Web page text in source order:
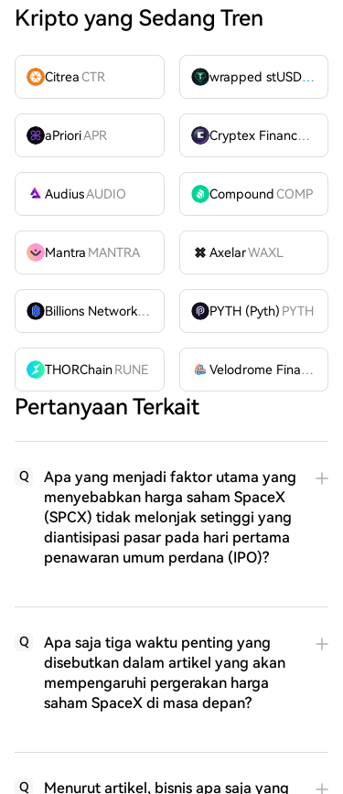
Kripto yang Sedang Tren
CitreaCTR wrapped stUSDT
aPrioriAPR Cryptex FinanceCTX
AudiusAUDIO CompoundCOMP
Mantra MANTRA AxelarWAXL
Billions Network
BILL PYTH (Pyth) PYTH
THORChainRUNE Velodrome Finance
Pertanyaan Terkait
Q
Apa yang menjadi faktor utama yang
menyebabkan harga saham SpaceX
(SPCX) tidak melonjak setinggi yang
diantisipasi pasar pada hari pertama
penawaran umum perdana (IPO)?
Q
Apa saja tiga waktu penting yang
disebutkan dalam artikel yang akan
mempengaruhi pergerakan harga
saham SpaceX di masa depan?
Q Menurut artikel, bisnis apa saja yang